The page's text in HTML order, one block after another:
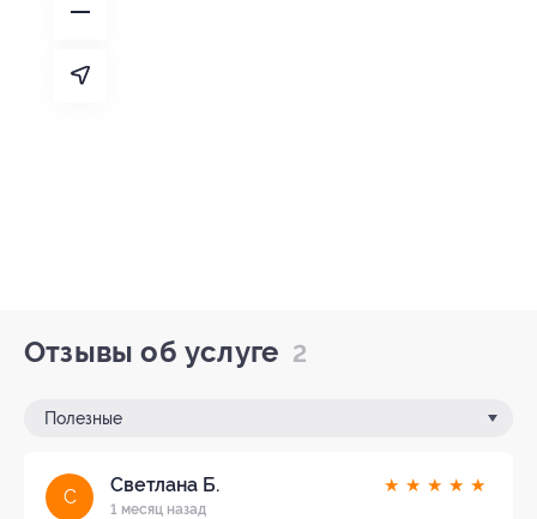
Отзывы об услуге 2
Полезные
С
Светлана Б.
1 месяц назад
★ ★ ★ ★ ★